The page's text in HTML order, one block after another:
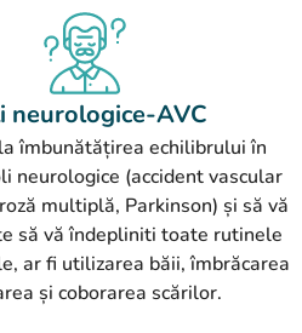
neurologice-AVC
îmbunătățirea echilibrului în
neurologice (accident vascular
multiplă, Parkinson) și să vă
să vă îndepliniti toate rutinele
ar fi utilizarea băii, îmbrăcarea
și coborarea scărilor.